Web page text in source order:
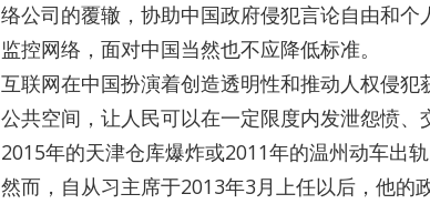
络公司的覆辙，协助中国政府侵犯言论自由和
监控网络，面对中国当然也不应降低标准。
互联网在中国扮演着创造透明性和推动人权侵
公共空间，让人民可以在一定限度内发泄怨愤
2015年的天津仓库爆炸或2011年的温州动车出
然而，自从习主席于2013年3月上任以后，他